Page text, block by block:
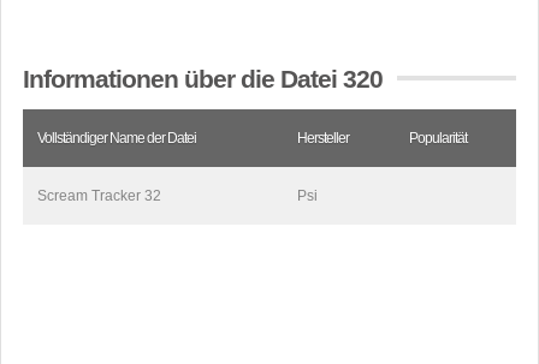
Informationen über die Datei 320
Vollständiger Name der Datei Hersteller Popularität
Scream Tracker 32 Psi